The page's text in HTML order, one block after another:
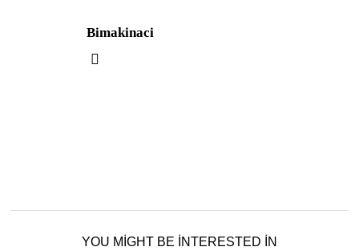
Bimakinaci
YOU MIGHT BE INTERESTED IN